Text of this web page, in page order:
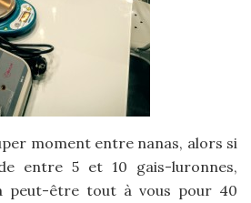
moment entre nanas, alors si
entre 5 et 10 gais-luronnes,
peut-être tout à vous pour 40